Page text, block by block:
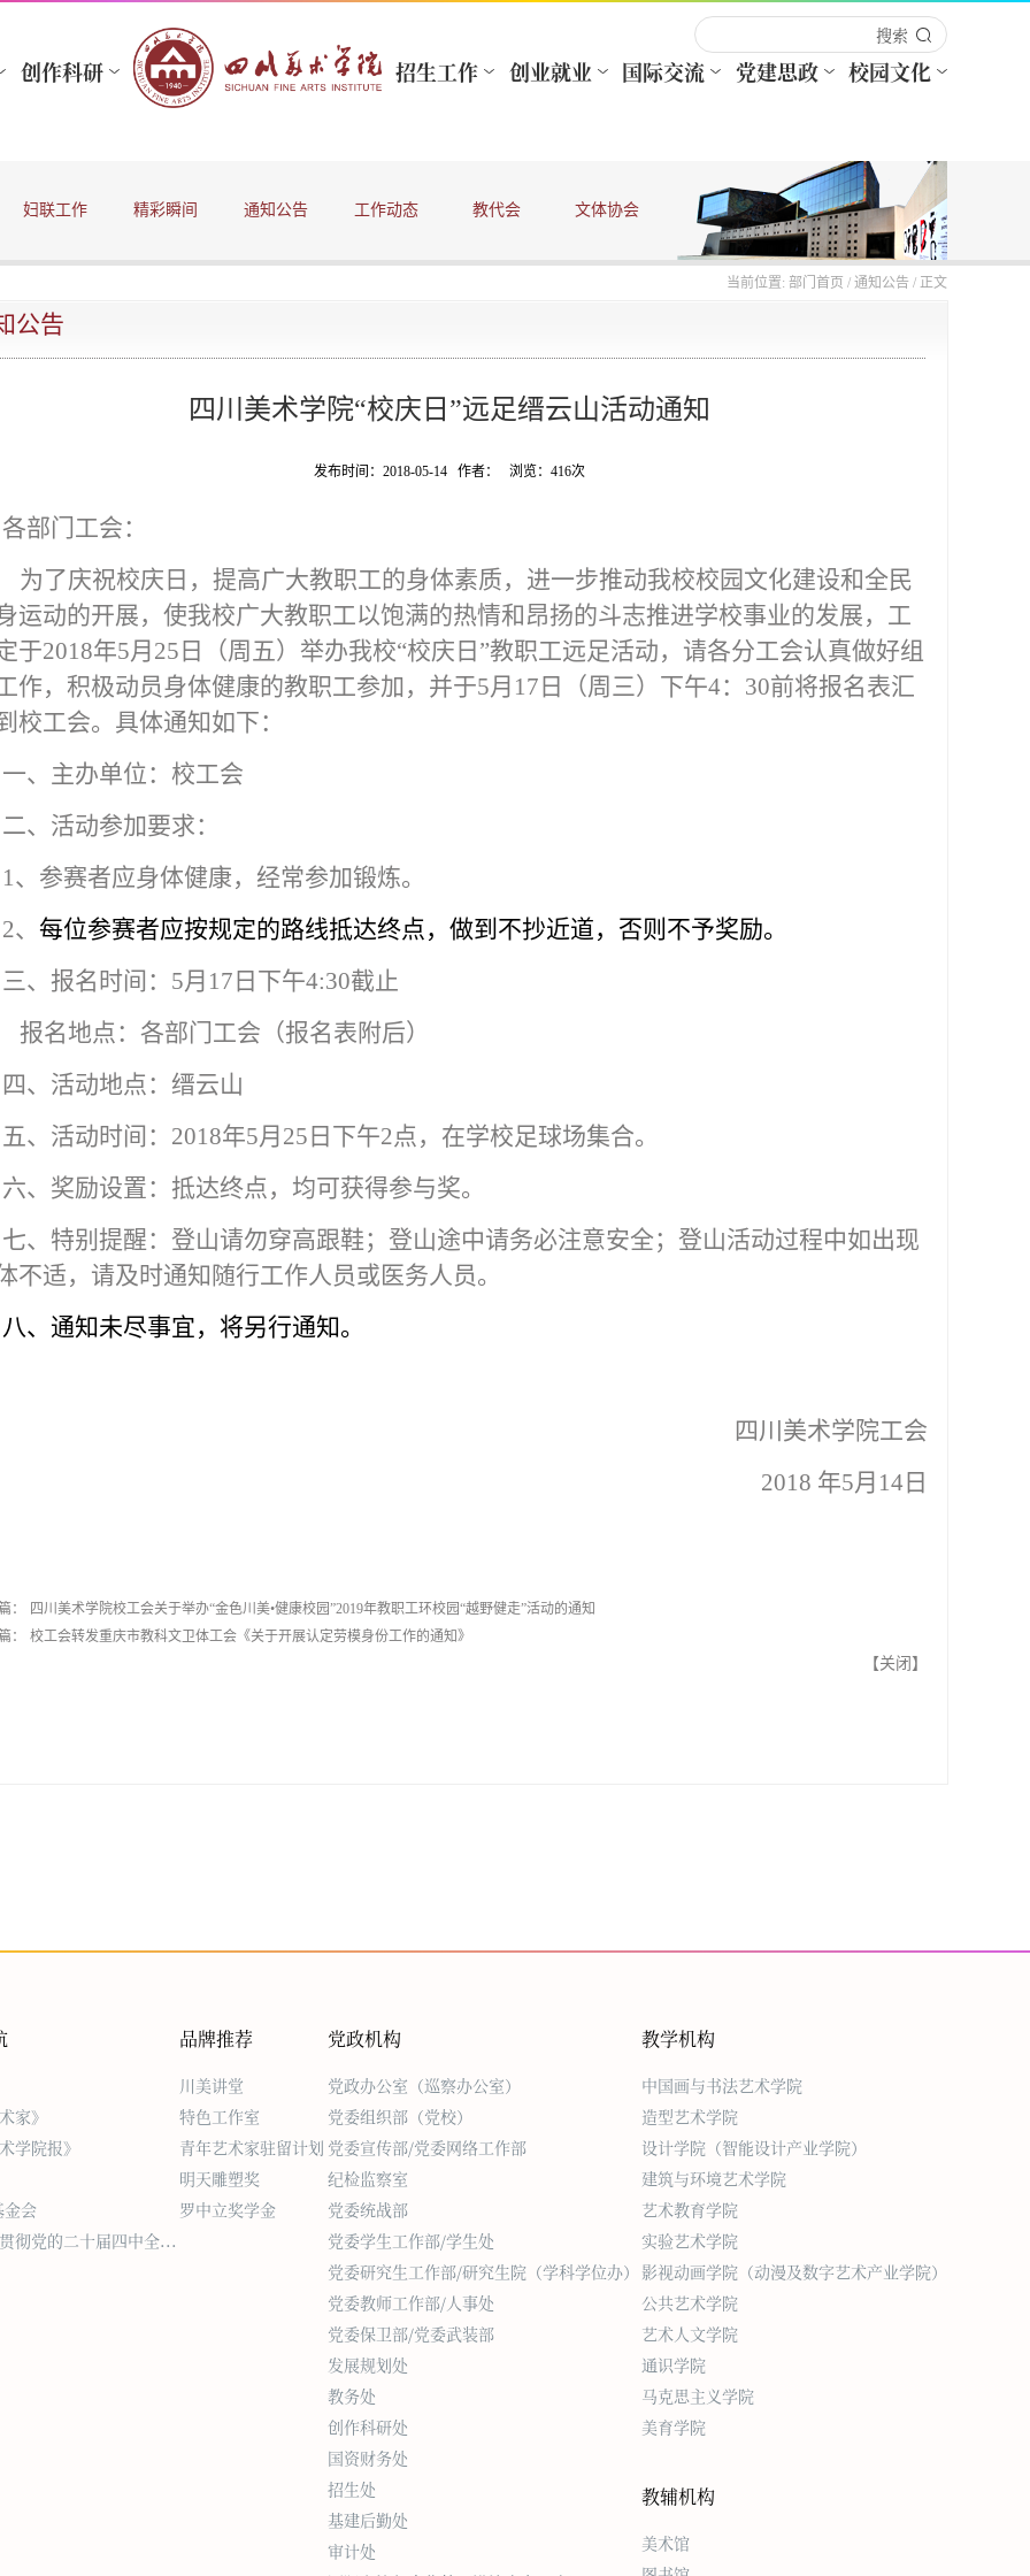
妇联工作 精彩瞬间 通知公告 工作动态 教代会 文体协会 法律法规
当前位置: 部门首页 / 通知公告 / 正文
公告
四川美术学院“校庆日”远足缙云山活动通知
发布时间：2018-05-14 作者： 浏览： 416次
各部门工会：
为了庆祝校庆日，提高广大教职工的身体素质，进一步推动我校校园文化建设和全民
运动的开展，使我校广大教职工以饱满的热情和昂扬的斗志推进学校事业的发展，工
于2018年5月25日（周五）举办我校“校庆日”教职工远足活动，请各分工会认真做好组
作，积极动员身体健康的教职工参加，并于5月17日（周三）下午4：30前将报名表汇
校工会。具体通知如下：
一、主办单位：校工会
二、活动参加要求：
1、参赛者应身体健康，经常参加锻炼。
2、 每位参赛者应按规定的路线抵达终点，做到不抄近道，否则不予奖励。
三、报名时间：5月17日下午4:30截止
报名地点：各部门工会（报名表附后）
四、活动地点：缙云山
五、活动时间：2018年5月25日下午2点，在学校足球场集合。
六、奖励设置：抵达终点，均可获得参与奖。
七、特别提醒：登山请勿穿高跟鞋；登山途中请务必注意安全；登山活动过程中如出现
不适，请及时通知随行工作人员或医务人员。
八、通知未尽事宜，将另行通知。
四川美术学院工会
2018 年5月14日
：
四川美术学院校工会关于举办“金色川美•健康校园”2019年教职工环校园“越野健走”活动的通知
：
校工会转发重庆市教科文卫体工会《关于开展认定劳模身份工作的通知》
【关闭 】